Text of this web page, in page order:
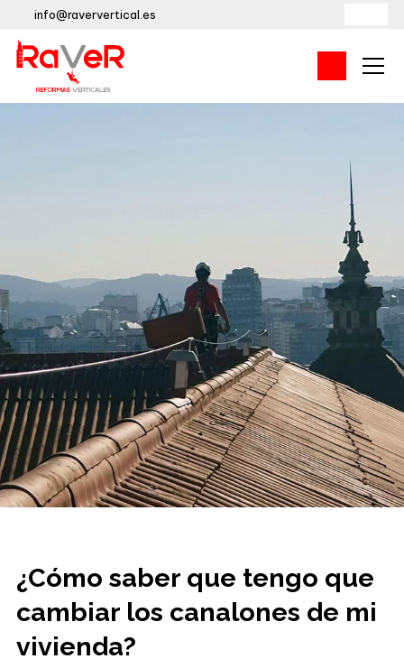
info@raververtical.es
¿Cómo saber que tengo que
cambiar los canalones de mi
vivienda?